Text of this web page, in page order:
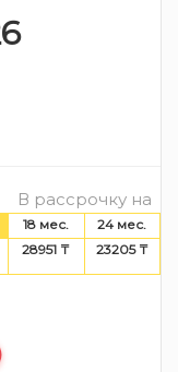
В рассрочку на
18 мес.
24 мес.
28951 ₸ 23205 ₸